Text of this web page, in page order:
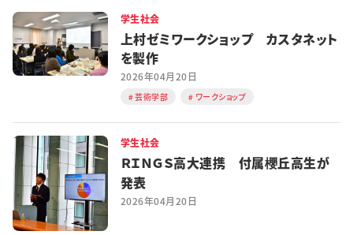
学生社会
上村ゼミワークショップ カスタネット
を製作
2026年04月20日
芸術学部 ワークショップ
学生社会
ＲＩＮＧＳ高大連携 付属櫻丘高生が
発表
2026年04月20日